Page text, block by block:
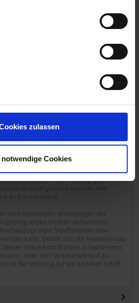
zulassen
notwendige Cookies
in der historischen Kellerwelt im
Ausflugspaket gekennzeichneten
Ausflugspaket zum Vorzugspreis von €
sind Richtzeiten. Änderungen der
bleiben vorbehalten.
oder Schiffsdefekt eine
kann, behält sich die Reederei das
dieser Strecke mit Bussen zu befördern,
und / oder den Streckenverlauf zu
ist der Umstieg auf ein anderes Schiff